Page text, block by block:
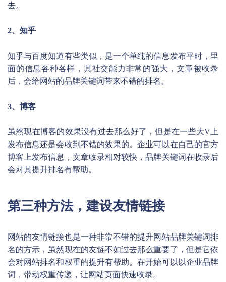
去。
2、知乎
知乎与百度知道有些类似，是一个单纯的信息发布平时，里
面的信息各种各样，其社交能力非常的强大，文章被收录
后，会给网站的品牌关键词带来不错的排名。
3、博客
虽然现在博客的效果没有过去那么好了，但是在一些大V上
发布信息还是会收到不错的效果的。企业可以在自己的官方
博客上发布信息，文章收录相对较快，品牌关键词在收录后
会对其提升排名有帮助。
第三种方法，建设友情链接
网站的友情链接也是一种非常不错的提升网站品牌关键词排
名的方示，虽然现在的友链不如过去那么重要了，但是它依
会对网站排名和权重的提升有帮助。在开始可以以企业品牌
词，带动权重传递，让网站页面快速收录。